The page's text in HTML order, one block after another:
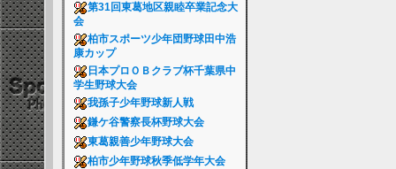
第31回東葛地区親睦卒業記念大
会
柏市スポーツ少年団野球田中浩
康カップ
日本プロＯＢクラブ杯千葉県中
学生野球大会
我孫子少年野球新人戦
鎌ケ谷警察長杯野球大会
東葛親善少年野球大会
柏市少年野球秋季低学年大会